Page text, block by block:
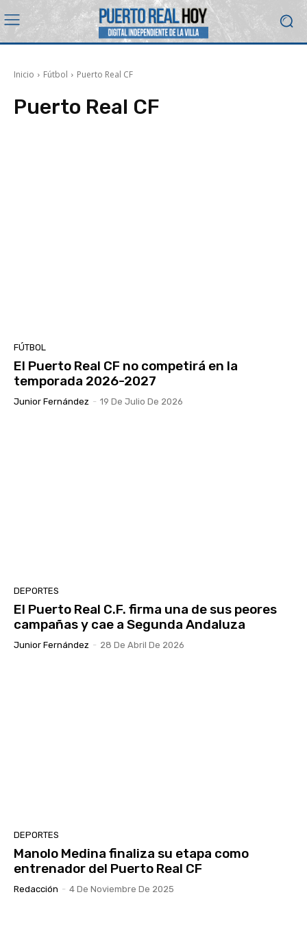
Inicio Fútbol Puerto Real CF
Puerto Real CF
FÚTBOL
El Puerto Real CF no competirá en la
temporada 2026-2027
Junior Fernández - 19 De Julio De 2026
DEPORTES
El Puerto Real C.F. firma una de sus peores
campañas y cae a Segunda Andaluza
Junior Fernández - 28 De Abril De 2026
DEPORTES
Manolo Medina finaliza su etapa como
entrenador del Puerto Real CF
Redacción - 4 De Noviembre De 2025